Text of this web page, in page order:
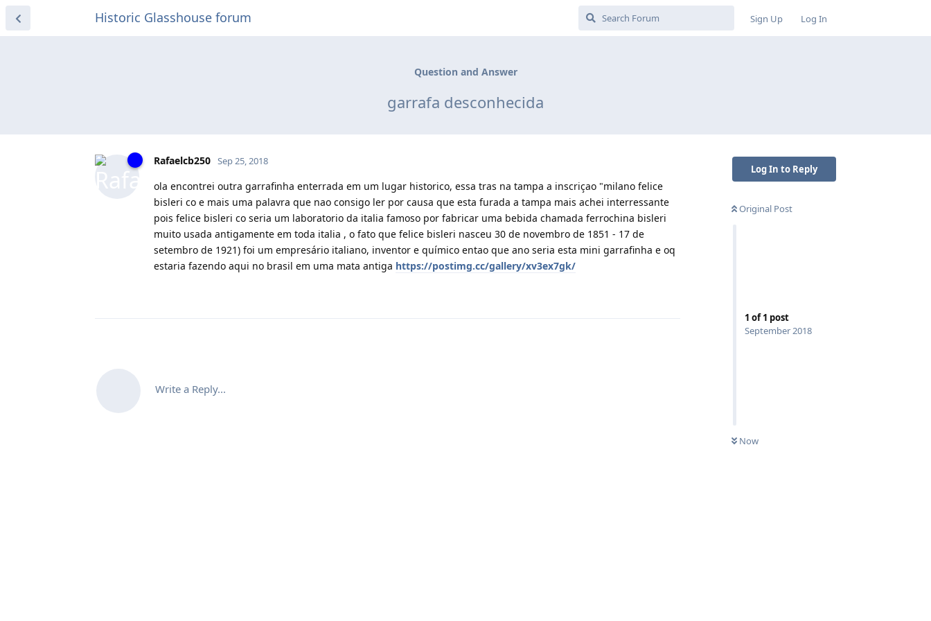
Historic Glasshouse forum Sign Up Log In
Question and Answer
garrafa desconhecida
Log In to Reply
Original Post
1 of1 post
September 2018
Now
Rafaelcb250 Sep 25, 2018
ola encontrei outra garrafinha enterrada em um lugar historico, essa tras na tampa a inscriçao "milano felice
bisleri co e mais uma palavra que nao consigo ler por causa que esta furada a tampa mais achei interressante
pois felice bisleri co seria um laboratorio da italia famoso por fabricar uma bebida chamada ferrochina bisleri
muito usada antigamente em toda italia , o fato que felice bisleri nasceu 30 de novembro de 1851 - 17 de
setembro de 1921) foi um empresário italiano, inventor e químico entao que ano seria esta mini garrafinha e oq
estaria fazendo aqui no brasil em uma mata antiga https://postimg.cc/gallery/xv3ex7gk/
Write a Reply...